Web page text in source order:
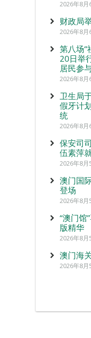
2026年8月
财政局
2026年8月
第八场“
20日举
居民参
2026年8月
卫生局
假牙计
统
2026年8月
保安司
伍素萍
2026年8月
澳门国
登场
2026年8月
“澳门馆
版精华
2026年8月
澳门海
2026年8月